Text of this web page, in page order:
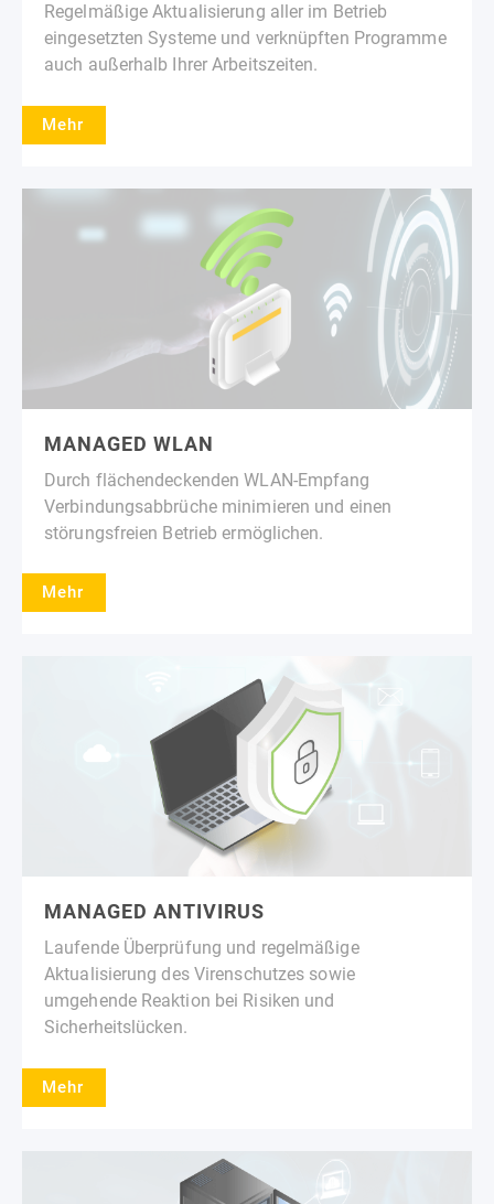
Regelmäßige Aktualisierung aller im Betrieb
eingesetzten Systeme und verknüpften Programme
auch außerhalb Ihrer Arbeitszeiten.
Mehr
MANAGED WLAN
Durch flächendeckenden WLAN-Empfang
Verbindungsabbrüche minimieren und einen
störungsfreien Betrieb ermöglichen.
Mehr
MANAGED ANTIVIRUS
Laufende Überprüfung und regelmäßige
Aktualisierung des Virenschutzes sowie
umgehende Reaktion bei Risiken und
Sicherheitslücken.
Mehr